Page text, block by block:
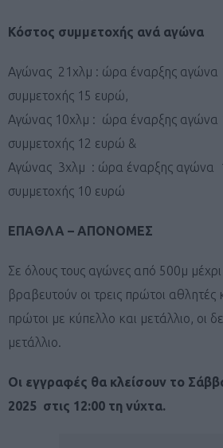
Κόστος συμμετοχής ανά αγώνα
Αγώνας 21χλμ : ώρα έναρξης αγώνα
συμμετοχής 15 ευρώ,
Αγώνας 10χλμ : ώρα έναρξης αγώνα
συμμετοχής 12 ευρώ &
Αγώνας 3χλμ : ώρα έναρξης αγώνα
συμμετοχής 10 ευρώ
ΕΠΑΘΛΑ – ΑΠΟΝΟΜΕΣ
Σε όλους τους αγώνες από 500μ
βραβευτούν οι τρεις πρώτοι αθλητές
πρώτοι με κύπελλο και μετάλλιο, οι
μετάλλιο.
Οι εγγραφές θα κλείσουν το
2025 στις 12:00 τη νύχτα.